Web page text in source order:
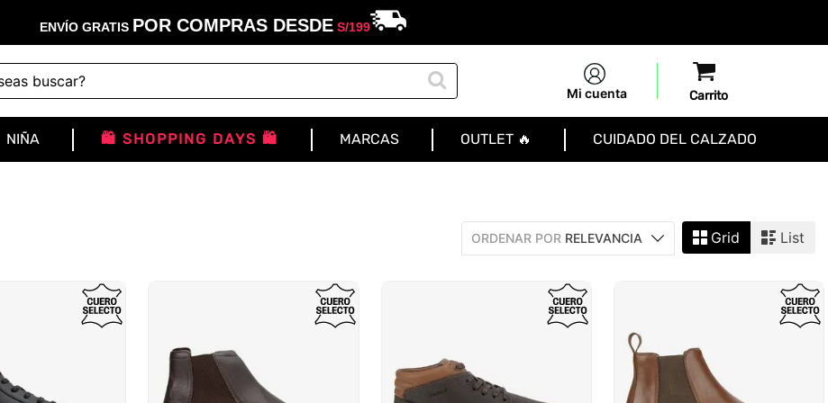
ENVÍO GRATIS POR COMPRAS DESDES/199
buscar?
Mi cuenta
NIÑA 🛍️ SHOPPING DAYS 🛍️ MARCAS OUTLET 🔥 CUIDADO DEL CALZADO
ORDENAR POR RELEVANCIA Grid List